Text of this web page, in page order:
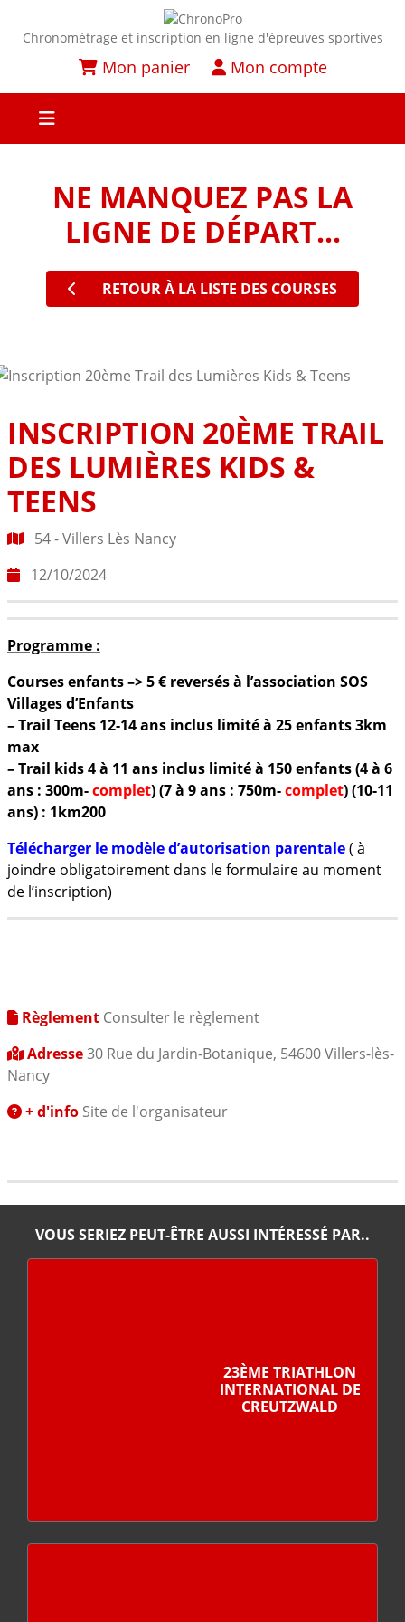
Chronométrage et inscription en ligne d'épreuves sportives
Mon panier Mon compte
NE MANQUEZ PAS LA
LIGNE DE DÉPART...
RETOUR À LA LISTE DES COURSES
INSCRIPTION 20ÈME TRAIL
DES LUMIÈRES KIDS &
TEENS
54 - Villers Lès Nancy
12/10/2024
Programme :
Courses enfants –> 5 € reversés à l’association SOS
Villages d’Enfants
– Trail Teens 12-14 ans inclus limité à 25 enfants 3km
max
– Trail kids 4 à 11 ans inclus limité à 150 enfants (4 à 6
ans : 300m-complet) (7 à 9 ans : 750m-complet) (10-11
ans) : 1km200
Télécharger le modèle d’autorisation parentale( à
joindre obligatoirement dans le formulaire au moment
de l’inscription)
Règlement Consulter le règlement
Adresse30 Rue du Jardin-Botanique, 54600 Villers-lès-
Nancy
+ d'info Site de l'organisateur
VOUS SERIEZ PEUT-ÊTRE AUSSI INTÉRESSÉ PAR..
23ÈME TRIATHLON
INTERNATIONAL DE
CREUTZWALD